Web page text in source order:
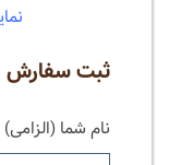
ثبت سفارش
نام شما (الزامی)